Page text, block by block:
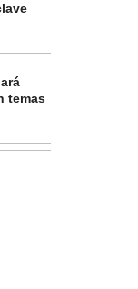
temas